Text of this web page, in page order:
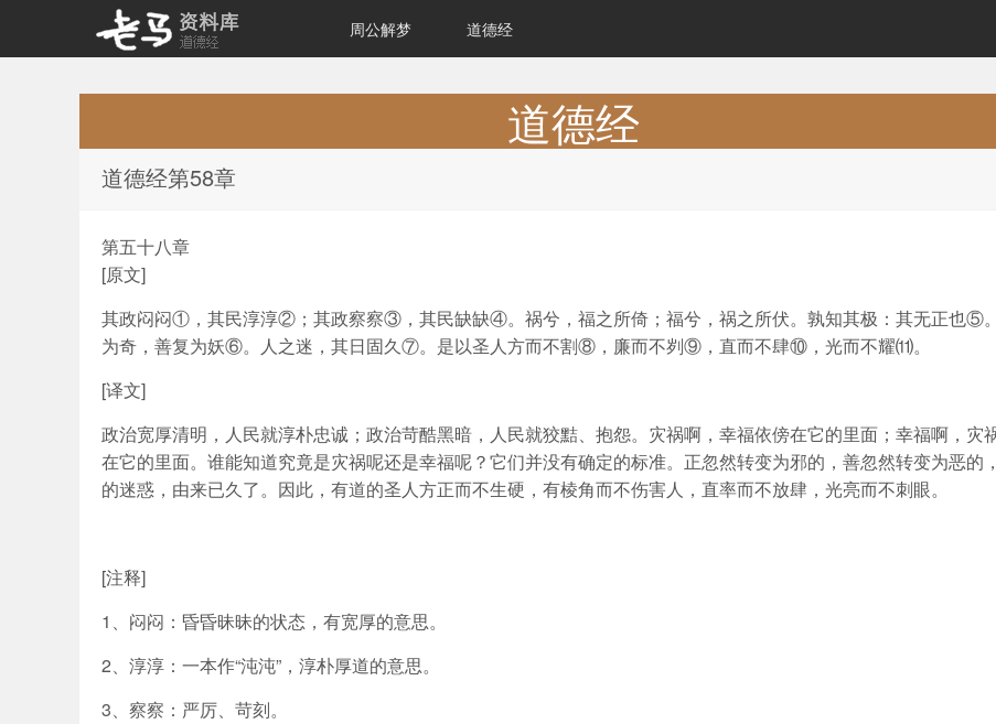
周公解梦 道德经
道德经
道德经第58章
第五十八章
[原文]
其政闷闷①，其民淳淳②；其政察察③，其民缺缺④。祸兮，福之所倚；福兮，祸之所伏。孰知其极：其无正也⑤
为奇，善复为妖⑥。人之迷，其日固久⑦。是以圣人方而不割⑧，廉而不刿⑨，直而不肆⑩，光而不耀⑾。
[译文]
政治宽厚清明，人民就淳朴忠诚；政治苛酷黑暗，人民就狡黠、抱怨。灾祸啊，幸福依傍在它的里面；幸福啊，灾
在它的里面。谁能知道究竟是灾祸呢还是幸福呢？它们并没有确定的标准。正忽然转变为邪的，善忽然转变为恶的
的迷惑，由来已久了。因此，有道的圣人方正而不生硬，有棱角而不伤害人，直率而不放肆，光亮而不刺眼。
[注释]
1、闷闷：昏昏昧昧的状态，有宽厚的意思。
2、淳淳：一本作“沌沌”，淳朴厚道的意思。
3、察察：严厉、苛刻。